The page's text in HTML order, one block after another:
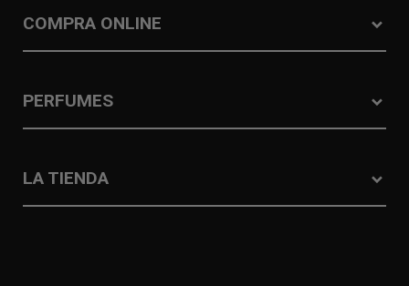
COMPRA ONLINE
PERFUMES
LA TIENDA